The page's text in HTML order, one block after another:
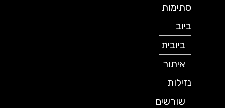
סתימות
ביובית
איתור
נזילות
שורשים